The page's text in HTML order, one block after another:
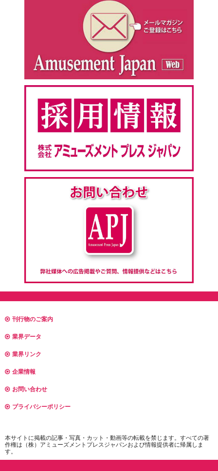
刊行物のご案内
業界データ
業界リンク
企業情報
お問い合わせ
プライバシーポリシー
本サイトに掲載の記事・写真・カット・動画等の転載を禁じます。すべての著
作権は（株）アミューズメントプレスジャパンおよび情報提供者に帰属しま
す。